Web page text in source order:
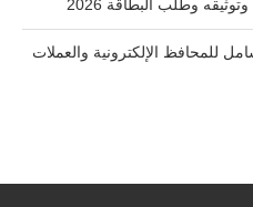
في 2026: دليل شامل للمحافظ الإلكترونية والعملات